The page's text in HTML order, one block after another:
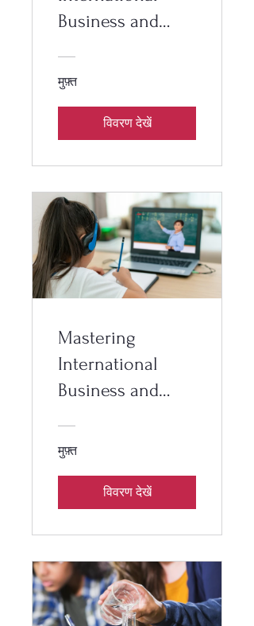
Business and
मुफ़्त
विवरण देखें
Mastering
International
Business and
मुफ़्त
विवरण देखें